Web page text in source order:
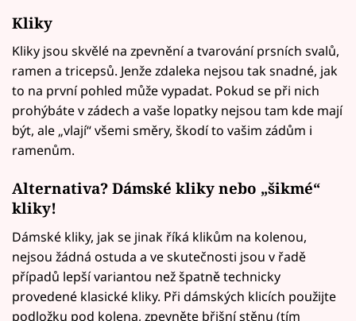
Kliky
Kliky jsou skvělé na zpevnění a tvarování prsních svalů,
ramen a tricepsů. Jenže zdaleka nejsou tak snadné, jak
to na první pohled může vypadat. Pokud se při nich
prohýbáte v zádech a vaše lopatky nejsou tam kde mají
být, ale „vlají“ všemi směry, škodí to vašim zádům i
ramenům.
Alternativa? Dámské kliky nebo „šikmé“
kliky!
Dámské kliky, jak se jinak říká klikům na kolenou,
nejsou žádná ostuda a ve skutečnosti jsou v řadě
případů lepší variantou než špatně technicky
provedené klasické kliky. Při dámských klicích použijte
podložku pod kolena, zpevněte břišní stěnu (tím